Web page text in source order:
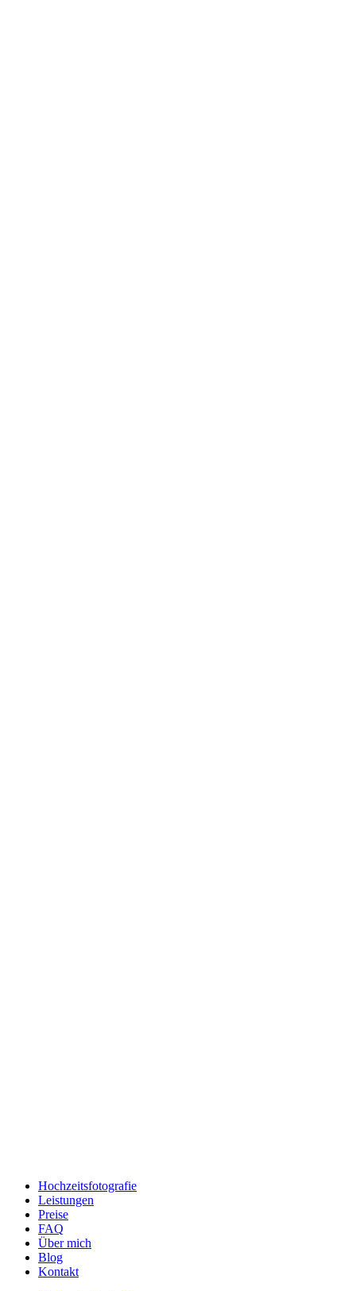
Hochzeitsfotografie
Leistungen
Preise
FAQ
Über mich
Blog
Kontakt